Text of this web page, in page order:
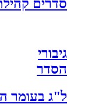
סדרים
גיבורי
הסדר
ל"ג בעומר